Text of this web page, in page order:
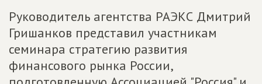
Руководитель агентства РАЭКС Дмитрий
Гришанков представил участникам
семинара стратегию развития
финансового рынка России,